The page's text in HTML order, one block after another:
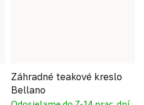
Záhradné teakové kreslo
Bellano